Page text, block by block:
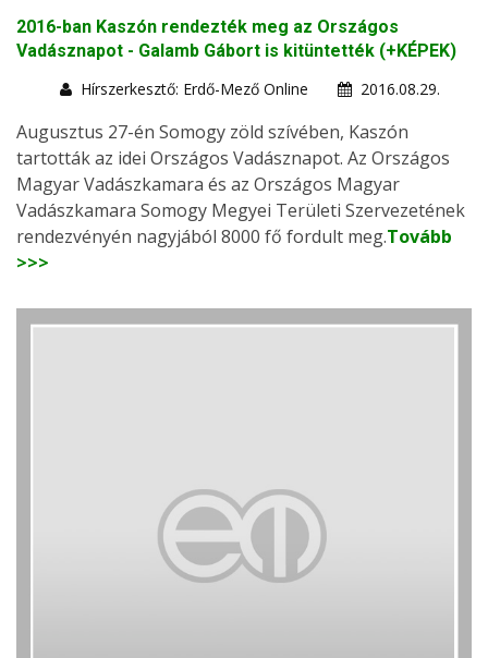
2016-ban Kaszón rendezték meg az Országos
Vadásznapot - Galamb Gábort is kitüntették (+KÉPEK)
Hírszerkesztő: Erdő-Mező Online
2016.08.29.
Augusztus 27-én Somogy zöld szívében, Kaszón
tartották az idei Országos Vadásznapot. Az Országos
Magyar Vadászkamara és az Országos Magyar
Vadászkamara Somogy Megyei Területi Szervezetének
rendezvényén nagyjából 8000 fő fordult meg.Tovább
>>>